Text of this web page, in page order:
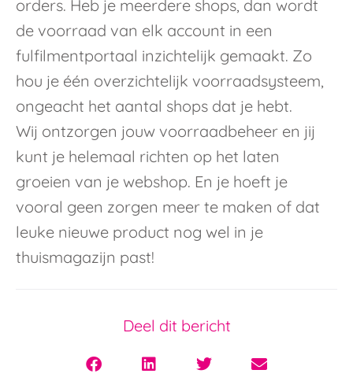
orders. Heb je meerdere shops, dan wordt
de voorraad van elk account in een
fulfilmentportaal inzichtelijk gemaakt. Zo
hou je één overzichtelijk voorraadsysteem,
ongeacht het aantal shops dat je hebt.
Wij ontzorgen jouw voorraadbeheer en jij
kunt je helemaal richten op het laten
groeien van je webshop. En je hoeft je
vooral geen zorgen meer te maken of dat
leuke nieuwe product nog wel in je
thuismagazijn past!
Deel dit bericht